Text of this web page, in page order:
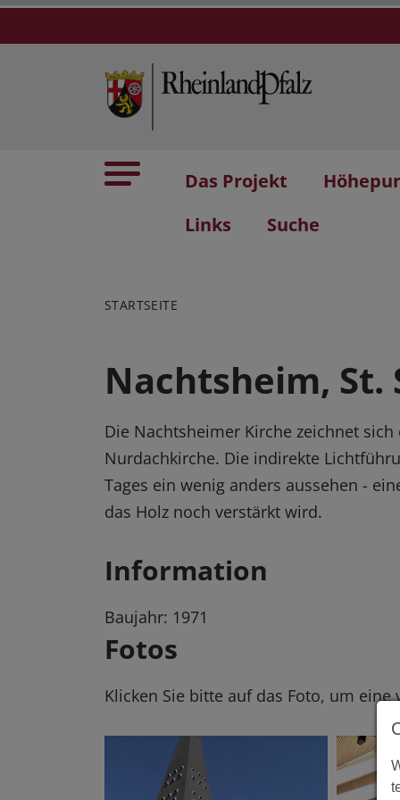
Das Projekt
Links
Suche
STARTSEITE
Nachtsheim, St.
Die Nachtsheimer Kirche zeichnet
Nurdachkirche. Die indirekte
Tages ein wenig anders aussehen -
das Holz noch verstärkt wird.
Information
Baujahr: 1971
Fotos
Klicken Sie bitte auf das Foto, um